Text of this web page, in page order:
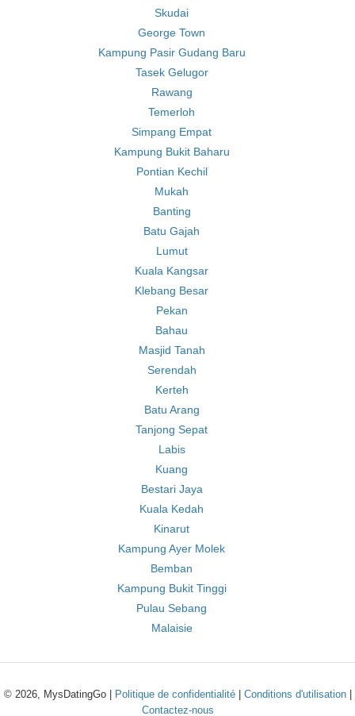
Skudai
George Town
Kampung Pasir Gudang Baru
Tasek Gelugor
Rawang
Temerloh
Simpang Empat
Kampung Bukit Baharu
Pontian Kechil
Mukah
Banting
Batu Gajah
Lumut
Kuala Kangsar
Klebang Besar
Pekan
Bahau
Masjid Tanah
Serendah
Kerteh
Batu Arang
Tanjong Sepat
Labis
Kuang
Bestari Jaya
Kuala Kedah
Kinarut
Kampung Ayer Molek
Bemban
Kampung Bukit Tinggi
Pulau Sebang
Malaisie
© 2026, MysDatingGo | Politique de confidentialité| Conditions d'utilisation|
Contactez-nous